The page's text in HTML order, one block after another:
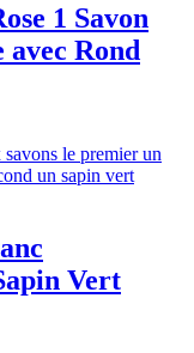
1 Savon
avec Rond
Vert